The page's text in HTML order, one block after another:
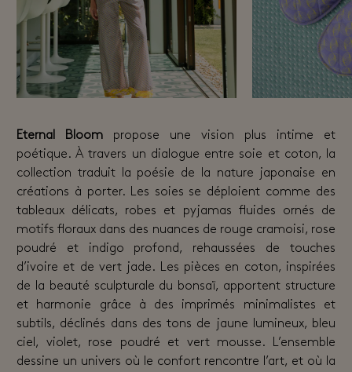
Eternal Bloom propose une vision plus intime et
poétique. À travers un dialogue entre soie et coton, la
collection traduit la poésie de la nature japonaise en
créations à porter. Les soies se déploient comme des
tableaux délicats, robes et pyjamas fluides ornés de
motifs floraux dans des nuances de rouge cramoisi, rose
poudré et indigo profond, rehaussées de touches
d’ivoire et de vert jade. Les pièces en coton, inspirées
de la beauté sculpturale du bonsaï, apportent structure
et harmonie grâce à des imprimés minimalistes et
subtils, déclinés dans des tons de jaune lumineux, bleu
ciel, violet, rose poudré et vert mousse. L’ensemble
dessine un univers où le confort rencontre l’art, et où la